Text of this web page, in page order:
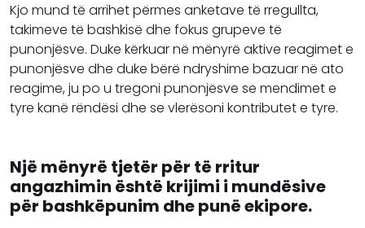
Kjo mund të arrihet përmes anketave të rregullta,
takimeve të bashkisë dhe fokus grupeve të
punonjësve. Duke kërkuar në mënyrë aktive reagimet e
punonjësve dhe duke bërë ndryshime bazuar në ato
reagime, ju po u tregoni punonjësve se mendimet e
tyre kanë rëndësi dhe se vlerësoni kontributet e tyre.
Një mënyrë tjetër për të rritur
angazhimin është krijimi i mundësive
për bashkëpunim dhe punë ekipore.